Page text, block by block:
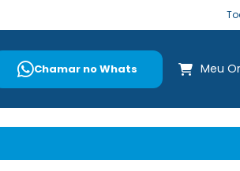
Chamar no Whats Meu